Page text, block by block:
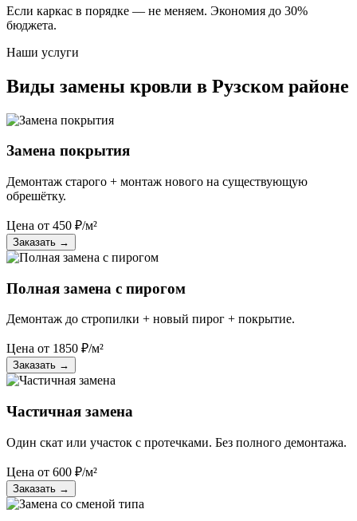
Если каркас в порядке — не меняем. Экономия до 30%
бюджета.
Наши услуги
Виды замены кровли в Рузском районе
Замена покрытия
Демонтаж старого + монтаж нового на существующую
обрешётку.
Цена от 450 ₽/м²
Заказать →
Полная замена с пирогом
Демонтаж до стропилки + новый пирог + покрытие.
Цена от 1850 ₽/м²
Заказать →
Частичная замена
Один скат или участок с протечками. Без полного демонтажа.
Цена от 600 ₽/м²
Заказать →